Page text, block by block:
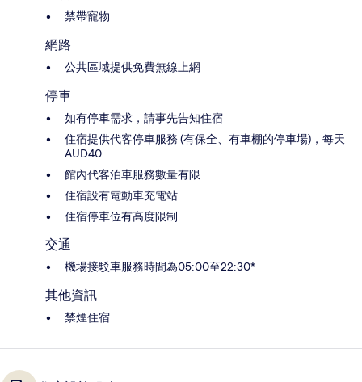
禁帶寵物
網路
公共區域提供免費無線上網
停車
如有停車需求，請事先告知住宿
住宿提供代客停車服務 (有保全、有車棚的停車場)，每天
AUD40
館內代客泊車服務數量有限
住宿設有電動車充電站
住宿停車位有高度限制
交通
機場接駁車服務時間為05:00至22:30*
其他資訊
禁煙住宿